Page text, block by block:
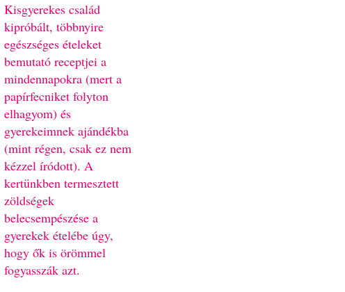
Kisgyerekes család
kipróbált, többnyire
egészséges ételeket
bemutató receptjei a
mindennapokra (mert a
papírfecniket folyton
elhagyom) és
gyerekeimnek ajándékba
(mint régen, csak ez nem
kézzel íródott). A
kertünkben termesztett
zöldségek
belecsempészése a
gyerekek ételébe úgy,
hogy ők is örömmel
fogyasszák azt.